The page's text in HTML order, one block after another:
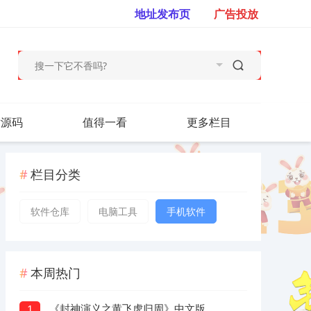
广告投放
地址发布页
码 值得一看 更多栏目
栏目分类
软件仓库 电脑工具 手机软件
本周热门
《封神演义之黄飞虎归周》中文版